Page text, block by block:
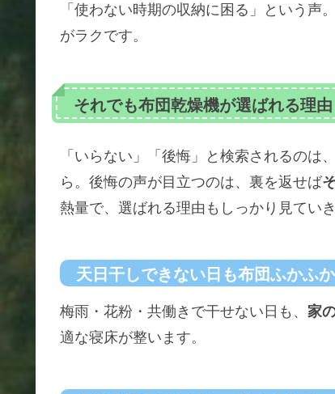
「使わない時期の収納に困る」という声。
がラクです。
それでも布団乾燥機が選ばれる理由
「いらない」「後悔」と検索されるのは
ら。後悔の声が目立つのは、裏を返せば
熱量で、選ばれる理由もしっかり見ていき
天日干しできない日も布団ふかふか
梅雨・花粉・共働きで干せない日も、 家
適な寝床が整います。